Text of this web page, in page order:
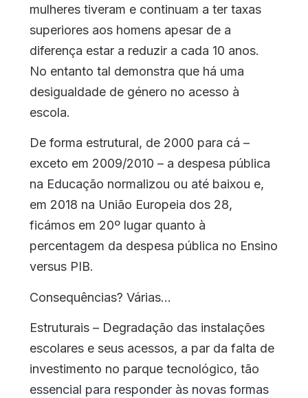
mulheres tiveram e continuam a ter taxas
superiores aos homens apesar de a
diferença estar a reduzir a cada 10 anos.
No entanto tal demonstra que há uma
desigualdade de género no acesso à
escola.
De forma estrutural, de 2000 para cá –
exceto em 2009/2010 – a despesa pública
na Educação normalizou ou até baixou e,
em 2018 na União Europeia dos 28,
ficámos em 20º lugar quanto à
percentagem da despesa pública no Ensino
versus PIB.
Consequências? Várias…
Estruturais – Degradação das instalações
escolares e seus acessos, a par da falta de
investimento no parque tecnológico, tão
essencial para responder às novas formas